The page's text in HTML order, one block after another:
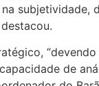
subjetividade,
de